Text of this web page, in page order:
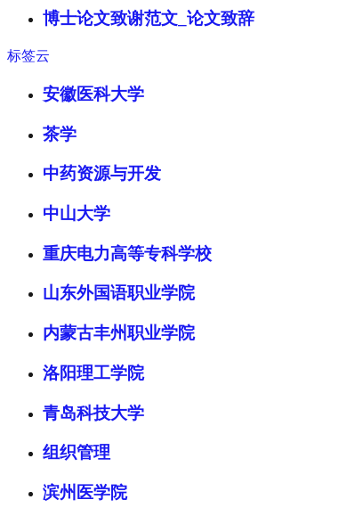
博士论文致谢范文_论文致辞​
标签云
安徽医科大学
茶学
中药资源与开发
中山大学
重庆电力高等专科学校
山东外国语职业学院
内蒙古丰州职业学院
洛阳理工学院
青岛科技大学
组织管理
滨州医学院